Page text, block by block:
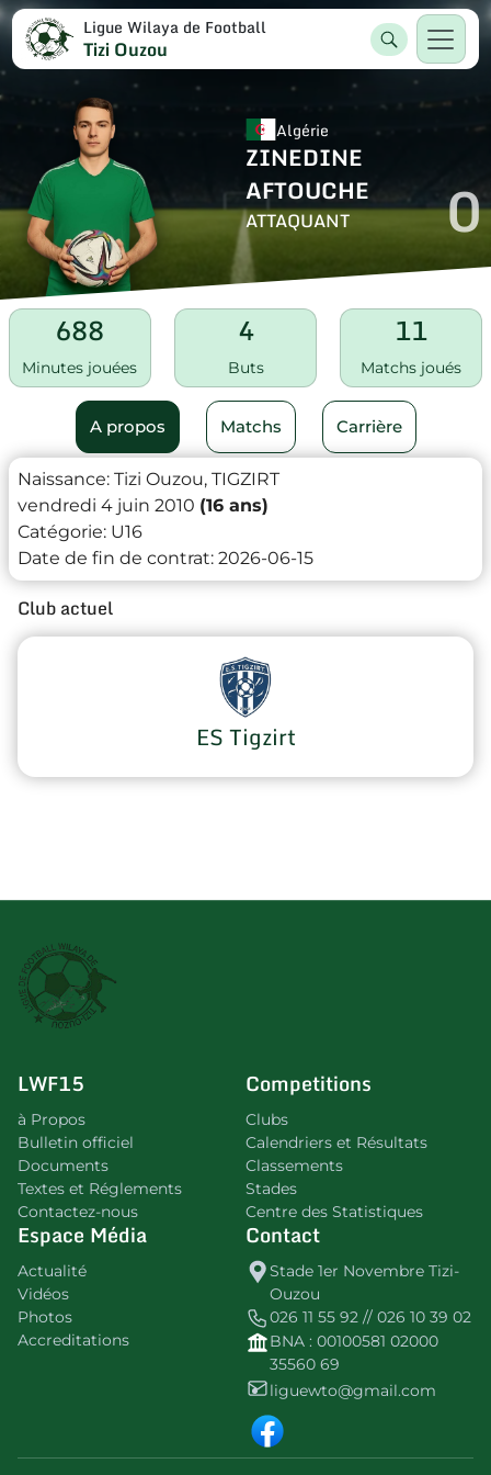
Ligue Wilaya de Football
Tizi Ouzou
Algérie
ZINEDINE
AFTOUCHE
ATTAQUANT 0
688
Minutes jouées
4
Buts
11
Matchs joués
A propos Matchs Carrière
Naissance: Tizi Ouzou, TIGZIRT
vendredi 4 juin 2010 (16 ans)
Catégorie: U16
Date de fin de contrat: 2026-06-15
Club actuel
ES Tigzirt
LWF15
à Propos
Bulletin officiel
Documents
Textes et Réglements
Contactez-nous
Competitions
Clubs
Calendriers et Résultats
Classements
Stades
Centre des Statistiques
Espace Média
Actualité
Vidéos
Photos
Accreditations
Contact
Stade 1er Novembre Tizi-
Ouzou
026 11 55 92 // 026 10 39 02
BNA : 00100581 02000
35560 69
liguewto@gmail.com